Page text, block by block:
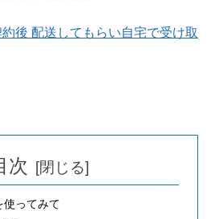
後 配送してもらい自宅で受け取
次
使ってみて